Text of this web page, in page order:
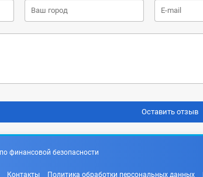
финансовой безопасности
Контакты Политика обработки персональных данных